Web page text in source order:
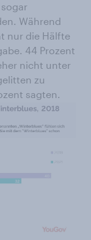
Während
nur die Hälfte
44 Prozent
nicht unter
zu
sagten.